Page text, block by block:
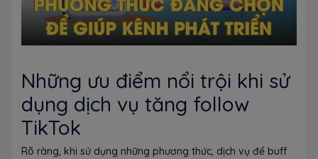
Những ưu điểm nổi trội khi sử
dụng dịch vụ tăng follow
TikTok
Rõ ràng, khi sử dụng những phương thức, dịch vụ để buff